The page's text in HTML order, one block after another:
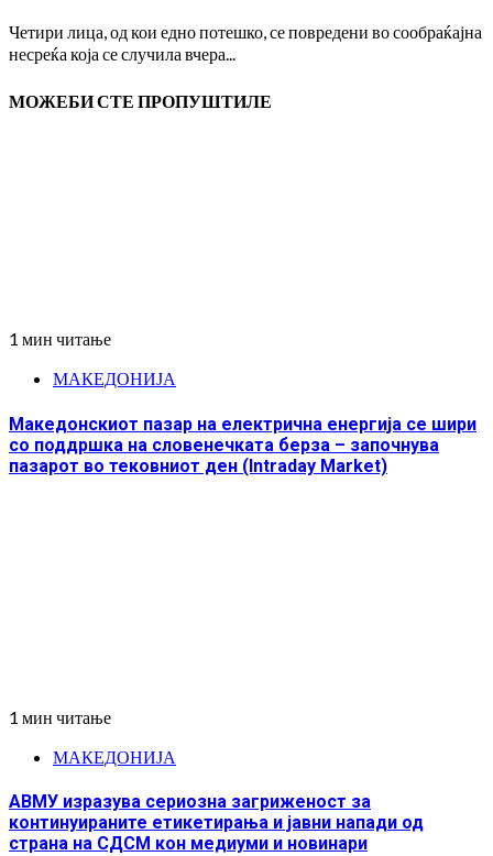
Четири лица, од кои едно потешко, се повредени во сообраќајна
несреќа која се случила вчера...
МОЖЕБИ СТЕ ПРОПУШТИЛЕ
1 мин читање
МАКЕДОНИЈА
Македонскиот пазар на електрична енергија се шири
со поддршка на словенечката берза – започнува
пазарот во тековниот ден (Intraday Market)
1 мин читање
МАКЕДОНИЈА
АВМУ изразува сериозна загриженост за
континуираните етикетирања и јавни напади од
страна на СДСМ кон медиуми и новинари